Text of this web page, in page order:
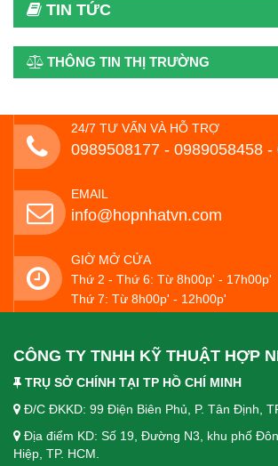
TIN TỨC
THÔNG TIN THỊ TRƯỜNG
24/7 TƯ VẤN VÀ HỖ TRỢ
0989508177 - ‭0989058458‬ -
EMAIL
info@hopnhatvn.com
GIỜ MỞ CỬA
Thứ 2 - Thứ 6: Từ 8h00p' - 17h00p'
Thứ 7: Từ 8h00p' - 12h00p'
CÔNG TY TNHH KỸ THUẬT HỢP
TRỤ SỞ CHÍNH TẠI TP HỒ CHÍ MINH
Đ/C ĐKKD: 99 Điện Biên Phủ, P. Tân Định,
Địa điểm KD: Số 19, Đường N3, khu phố
Hiệp, TP. HCM.